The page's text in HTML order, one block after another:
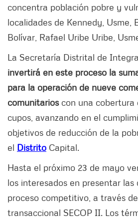
concentra población pobre y
localidades de Kennedy, Usme,
Bolívar, Rafael Uribe Uribe,
La Secretaría Distrital de
invertirá en este proceso la
para la operación de nueve
comunitarioscon una cobertura
cupos, avanzando en el
objetivos de reducción de la
el Distrito Capital.
Hasta el próximo 23 de mayo
los interesados en presentar
proceso competitivo, a través
transaccional SECOP II. Los